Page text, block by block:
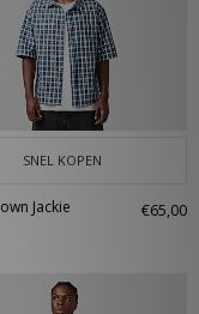
SNEL KOPEN
Jackie
€65,00